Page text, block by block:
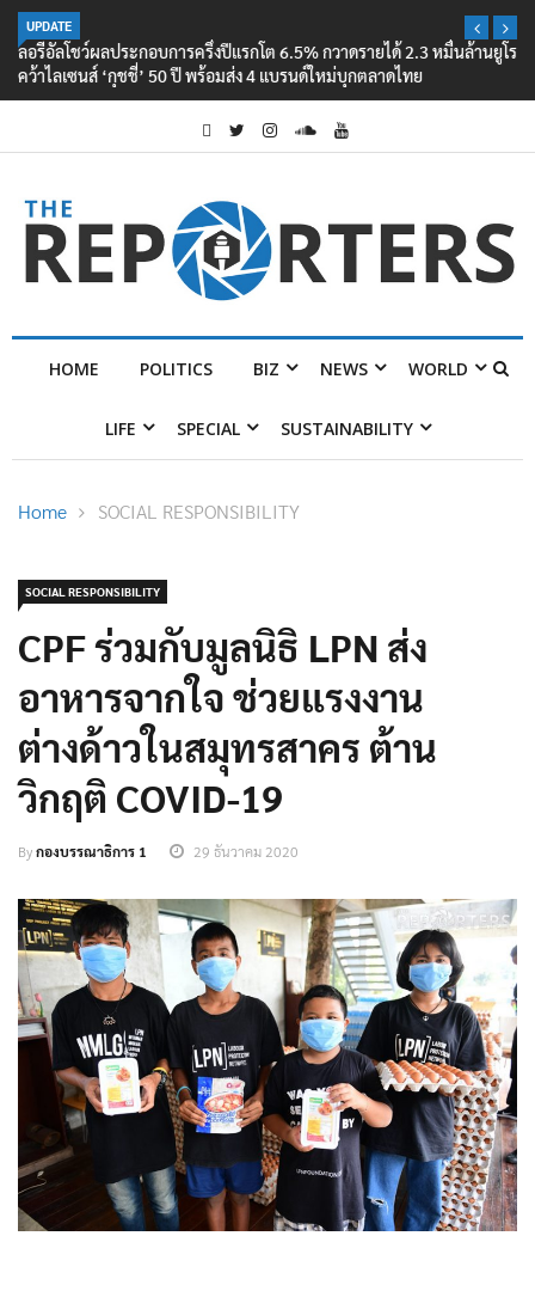
UPDATE
ลอรีอัลโชว์ผลประกอบการครึ่งปีแรกโต 6.5% กวาดรายได้ 2.3 หมื่นล้านยูโร
คว้าไลเซนส์ ‘กุชชี่’ 50 ปี พร้อมส่ง 4 แบรนด์ใหม่บุกตลาดไทย
HOME POLITICS BIZ NEWS WORLD
LIFE SPECIAL SUSTAINABILITY
Home SOCIAL RESPONSIBILITY
SOCIAL RESPONSIBILITY
CPF ร่วมกับมูลนิธิ LPN ส่ง
อาหารจากใจ ช่วยแรงงาน
ต่างด้าวในสมุทรสาคร ต้าน
วิกฤติ COVID-19
Byกองบรรณาธิการ 1 29 ธันวาคม 2020